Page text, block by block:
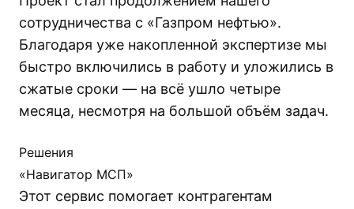
сотрудничества с «Газпром нефтью».
Благодаря уже накопленной экспертизе мы
быстро включились в работу и уложились в
сжатые сроки — на всё ушло четыре
месяца, несмотря на большой объём задач.
Решения
«Навигатор МСП»
Этот сервис помогает контрагентам